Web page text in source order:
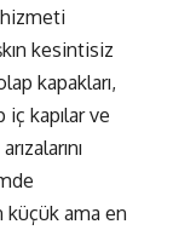
hizmeti
kesintisiz
kapakları,
iç kapılar ve
küçük ama en